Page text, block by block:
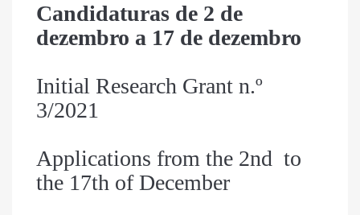
Candidaturas de 2 de
dezembro a 17 de dezembro
Initial Research Grant n.º
3/2021
Applications from the 2nd to
the 17th of December